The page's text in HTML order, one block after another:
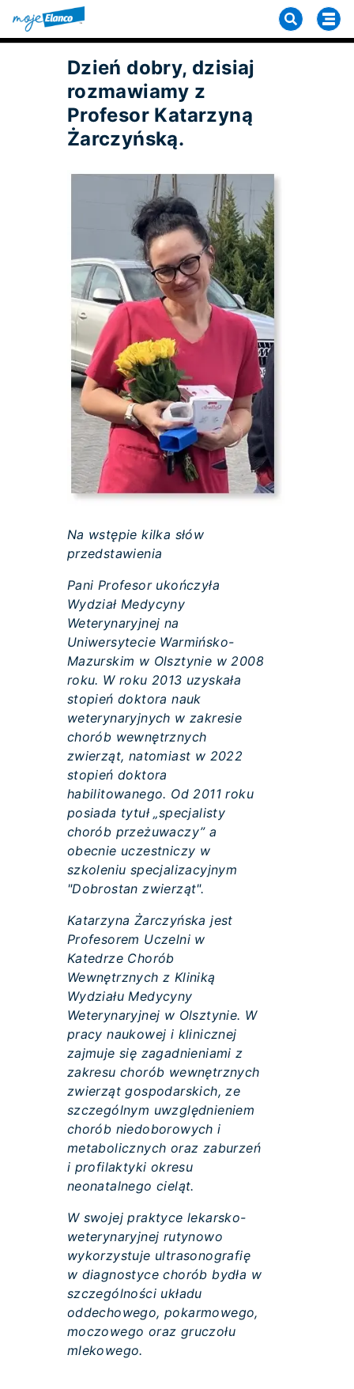
Dzień dobry, dzisiaj
rozmawiamy z
Profesor Katarzyną
Żarczyńską.
Na wstępie kilka słów
przedstawienia
Pani Profesor ukończyła
Wydział Medycyny
Weterynaryjnej na
Uniwersytecie Warmińsko-
Mazurskim w Olsztynie w 2008
roku. W roku 2013 uzyskała
stopień doktora nauk
weterynaryjnych w zakresie
chorób wewnętrznych
zwierząt, natomiast w 2022
stopień doktora
habilitowanego. Od 2011 roku
posiada tytuł „specjalisty
chorób przeżuwaczy” a
obecnie uczestniczy w
szkoleniu specjalizacyjnym
"Dobrostan zwierząt".
Katarzyna Żarczyńska jest
Profesorem Uczelni w
Katedrze Chorób
Wewnętrznych z Kliniką
Wydziału Medycyny
Weterynaryjnej w Olsztynie. W
pracy naukowej i klinicznej
zajmuje się zagadnieniami z
zakresu chorób wewnętrznych
zwierząt gospodarskich, ze
szczególnym uwzględnieniem
chorób niedoborowych i
metabolicznych oraz zaburzeń
i profilaktyki okresu
neonatalnego cieląt.
W swojej praktyce lekarsko-
weterynaryjnej rutynowo
wykorzystuje ultrasonografię
w diagnostyce chorób bydła w
szczególności układu
oddechowego, pokarmowego,
moczowego oraz gruczołu
mlekowego.